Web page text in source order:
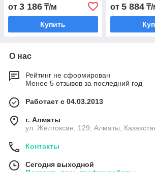
от 3 186 ₸/м
Купить
от 5 884₸/
О нас
Рейтинг не сформирован
Менее 5 отзывов за последний год
Работает с 04.03.2013
г. Алматы
ул. Желтоксан, 129, Алматы,
Контакты
Сегодня выходной